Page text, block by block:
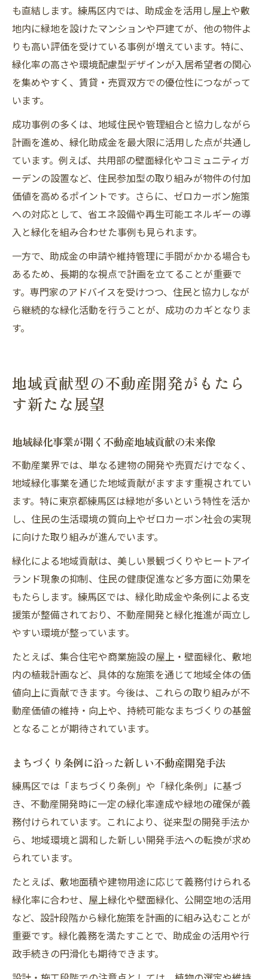
も直結します。練馬区内では、助成金を活用し屋上や敷
地内に緑地を設けたマンションや戸建てが、他の物件よ
りも高い評価を受けている事例が増えています。特に、
緑化率の高さや環境配慮型デザインが入居希望者の関心
を集めやすく、賃貸・売買双方での優位性につながって
います。
成功事例の多くは、地域住民や管理組合と協力しながら
計画を進め、緑化助成金を最大限に活用した点が共通し
ています。例えば、共用部の壁面緑化やコミュニティガ
ーデンの設置など、住民参加型の取り組みが物件の付加
価値を高めるポイントです。さらに、ゼロカーボン施策
への対応として、省エネ設備や再生可能エネルギーの導
入と緑化を組み合わせた事例も見られます。
一方で、助成金の申請や維持管理に手間がかかる場合も
あるため、長期的な視点で計画を立てることが重要で
す。専門家のアドバイスを受けつつ、住民と協力しなが
ら継続的な緑化活動を行うことが、成功のカギとなりま
す。
地域貢献型の不動産開発がもたら
す新たな展望
地域緑化事業が開く不動産地域貢献の未来像
不動産業界では、単なる建物の開発や売買だけでなく、
地域緑化事業を通じた地域貢献がますます重視されてい
ます。特に東京都練馬区は緑地が多いという特性を活か
し、住民の生活環境の質向上やゼロカーボン社会の実現
に向けた取り組みが進んでいます。
緑化による地域貢献は、美しい景観づくりやヒートアイ
ランド現象の抑制、住民の健康促進など多方面に効果を
もたらします。練馬区では、緑化助成金や条例による支
援策が整備されており、不動産開発と緑化推進が両立し
やすい環境が整っています。
たとえば、集合住宅や商業施設の屋上・壁面緑化、敷地
内の植栽計画など、具体的な施策を通じて地域全体の価
値向上に貢献できます。今後は、これらの取り組みが不
動産価値の維持・向上や、持続可能なまちづくりの基盤
となることが期待されています。
まちづくり条例に沿った新しい不動産開発手法
練馬区では「まちづくり条例」や「緑化条例」に基づ
き、不動産開発時に一定の緑化率達成や緑地の確保が義
務付けられています。これにより、従来型の開発手法か
ら、地域環境と調和した新しい開発手法への転換が求め
られています。
たとえば、敷地面積や建物用途に応じて義務付けられる
緑化率に合わせ、屋上緑化や壁面緑化、公開空地の活用
など、設計段階から緑化施策を計画的に組み込むことが
重要です。緑化義務を満たすことで、助成金の活用や行
政手続きの円滑化も期待できます。